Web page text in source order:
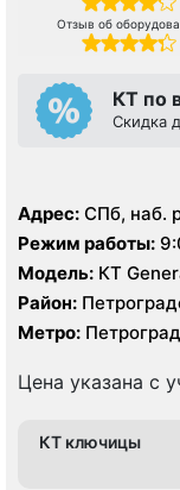
Отзыв об
КТ по
Скидка
Адрес: СПб, наб.
Режим работы:
Модель: КТ
УЗИ
Район:
Метро:
Цена указана с
КТ ключицы